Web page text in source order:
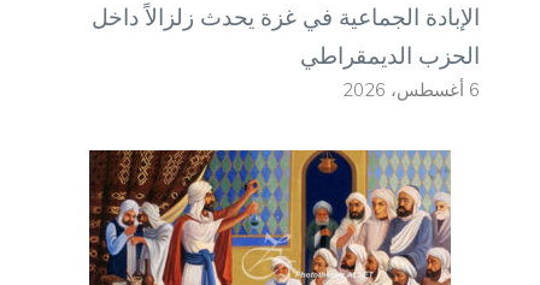
الإبادة الجماعية في غزة يحدث زلزالاً داخل
الحزب الديمقراطي
6 أغسطس، 2026